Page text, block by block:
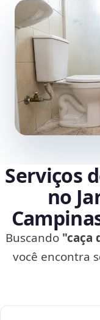
Serviços
no
Buscando "caça
você encontra